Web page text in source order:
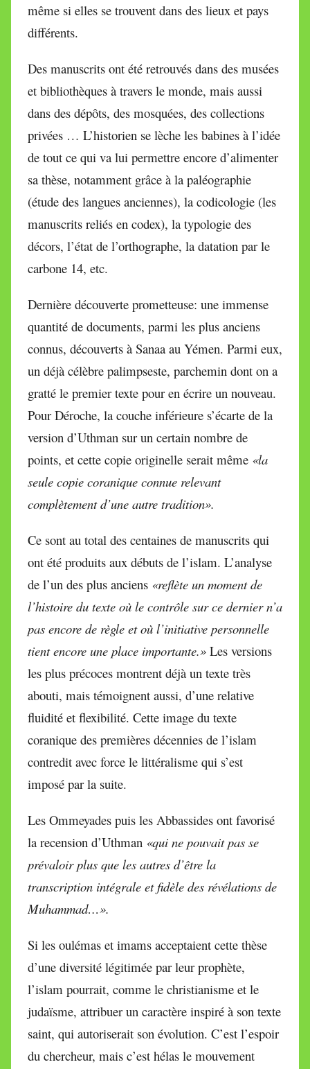
même si elles se trouvent dans des lieux et pays
différents.
Des manuscrits ont été retrouvés dans des musées
et bibliothèques à travers le monde, mais aussi
dans des dépôts, des mosquées, des collections
privées … L’historien se lèche les babines à l’idée
de tout ce qui va lui permettre encore d’alimenter
sa thèse, notamment grâce à la paléographie
(étude des langues anciennes), la codicologie (les
manuscrits reliés en codex), la typologie des
décors, l’état de l’orthographe, la datation par le
carbone 14, etc.
Dernière découverte prometteuse: une immense
quantité de documents, parmi les plus anciens
connus, découverts à Sanaa au Yémen. Parmi eux,
un déjà célèbre palimpseste, parchemin dont on a
gratté le premier texte pour en écrire un nouveau.
Pour Déroche, la couche inférieure s’écarte de la
version d’Uthman sur un certain nombre de
points, et cette copie originelle serait même «la
seule copie coranique connue relevant
complètement d’une autre tradition».
Ce sont au total des centaines de manuscrits qui
ont été produits aux débuts de l’islam. L’analyse
de l’un des plus anciens «reflète un moment de
l’histoire du texte où le contrôle sur ce dernier n’a
pas encore de règle et où l’initiative personnelle
tient encore une place importante.» Les versions
les plus précoces montrent déjà un texte très
abouti, mais témoignent aussi, d’une relative
fluidité et flexibilité. Cette image du texte
coranique des premières décennies de l’islam
contredit avec force le littéralisme qui s’est
imposé par la suite.
Les Ommeyades puis les Abbassides ont favorisé
la recension d’Uthman «qui ne pouvait pas se
prévaloir plus que les autres d’être la
transcription intégrale et fidèle des révélations de
Muhammad…».
Si les oulémas et imams acceptaient cette thèse
d’une diversité légitimée par leur prophète,
l’islam pourrait, comme le christianisme et le
judaïsme, attribuer un caractère inspiré à son texte
saint, qui autoriserait son évolution. C’est l’espoir
du chercheur, mais c’est hélas le mouvement